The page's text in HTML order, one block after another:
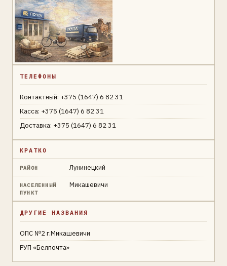
ТЕЛЕФОНЫ
Контактный: +375 (1647) 6 82 31
Касса: +375 (1647) 6 82 31
Доставка: +375 (1647) 6 82 31
КРАТКО
РАЙОН Лунинецкий
НАСЕЛЕННЫЙ
ПУНКТ
Микашевичи
ДРУГИЕ НАЗВАНИЯ
ОПС №2 г.Микашевичи
РУП «Белпочта»